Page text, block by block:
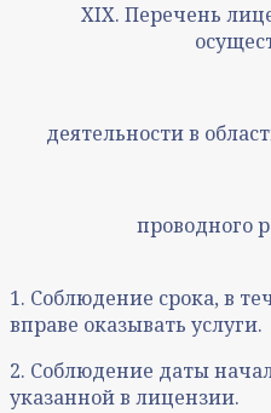
XIX. Перечень
деятельности в
проводного
1. Соблюдение срока, в
вправе оказывать услуги.
2. Соблюдение даты
указанной в лицензии.